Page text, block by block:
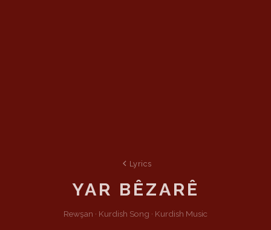
Lyrics
YAR BÊZARÊ
Rewşan · Kurdish Song · Kurdish Music